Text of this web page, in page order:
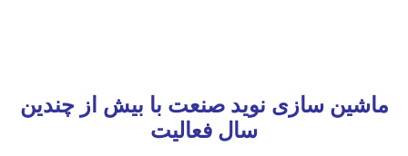
ماشین سازی نوید صنعت با بیش از چندین
سال فعالیت